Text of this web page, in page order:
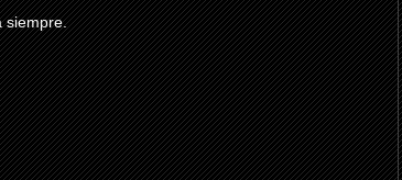
siempre.